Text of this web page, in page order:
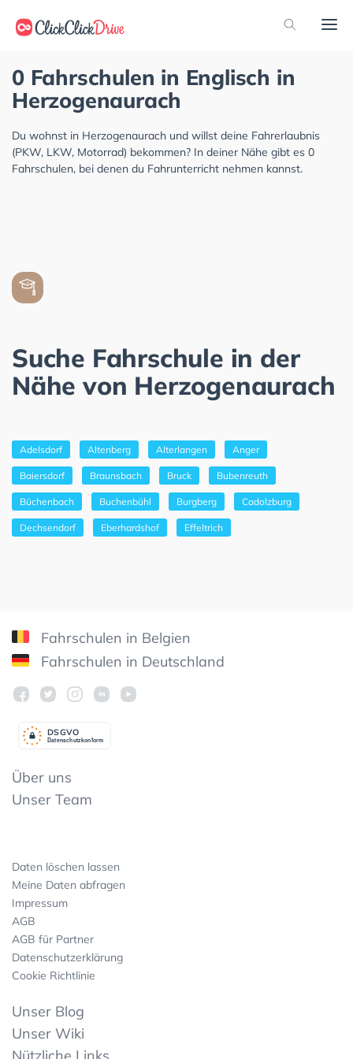
0 Fahrschulen in Englisch in
Herzogenaurach
Du wohnst in Herzogenaurach und willst deine Fahrerlaubnis
(PKW, LKW, Motorrad) bekommen? In deiner Nähe gibt es 0
Fahrschulen, bei denen du Fahrunterricht nehmen kannst.
Suche Fahrschule in der
Nähe von Herzogenaurach
Adelsdorf Altenberg Alterlangen Anger
Baiersdorf Braunsbach Bruck Bubenreuth
Büchenbach Buchenbühl Burgberg Cadolzburg
Dechsendorf Eberhardshof Effeltrich
Fahrschulen in Belgien
Fahrschulen in Deutschland
Datenschutzkonform
DSGVO
Über uns
Unser Team
Daten löschen lassen
Meine Daten abfragen
Impressum
AGB
AGB für Partner
Datenschutzerklärung
Cookie Richtlinie
Unser Blog
Unser Wiki